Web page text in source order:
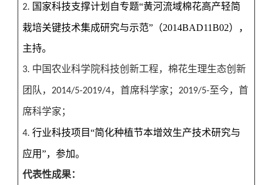
2. 国家科技支撑计划自专题“黄河流域棉花高产轻简
栽培关键技术集成研究与示范”（2014BAD11B02），
主持。
3. 中国农业科学院科技创新工程，棉花生理生态创新
团队， 2014/5-2019/4，首席科学家； 2019/5-至今，首
席科学家；
4. 行业科技项目“简化种植节本增效生产技术研究与
应用”，参加。
代表性成果：